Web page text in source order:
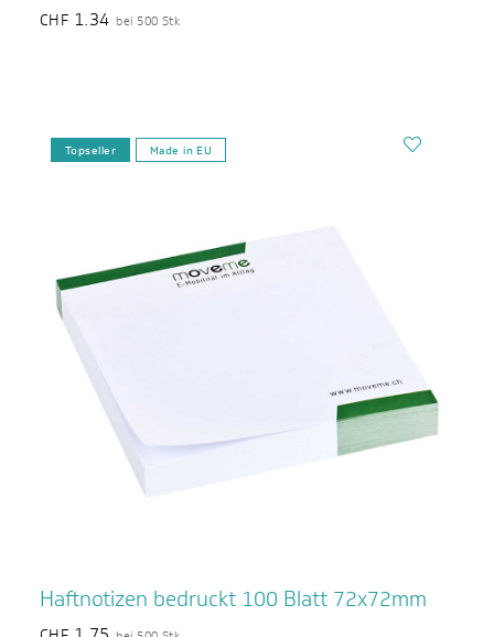
CHF 1.34 bei 500 Stk
Topseller Made in EU
Haftnotizen bedruckt 100 Blatt 72x72mm